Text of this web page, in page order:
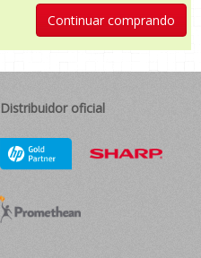
Continuar comprando
Distribuidor oficial